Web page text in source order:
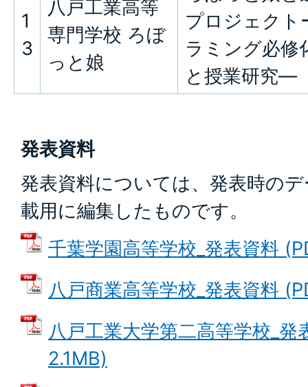
1
3
八戸工業高等
専門学校 ろぼ
っと娘
プロジェクト
ラミング必修
と授業研究―
発表資料
発表資料については、発表時の
載用に編集したものです。
千葉学園高等学校_発表資料
八戸商業高等学校_発表資料
八戸工業大学第二高等学校_
2.1MB)